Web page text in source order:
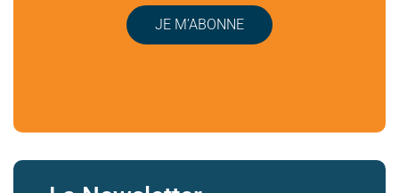
JE M’ABONNE